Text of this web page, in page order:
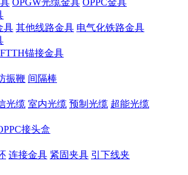
具 其他线路金具 电气化铁路金具
FTTH锚接金具
振鞭 间隔棒
光缆 室内光缆 预制光缆 超能光缆
接头盒
连接金具 紧固夹具 引下线夹